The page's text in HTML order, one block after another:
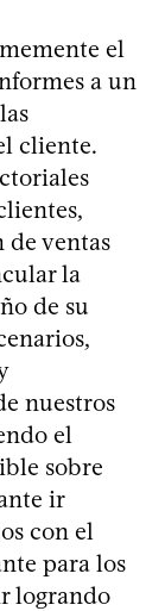
el
a un
cliente.
de ventas
la
de su
nuestros
el
sobre
ir
con el
para los
logrando